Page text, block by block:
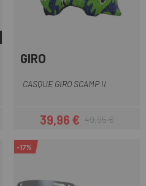
GIRO
CASQUE GIRO SCAMP II
Prix
39,96 €Prix habituel
49,95 €
-17%